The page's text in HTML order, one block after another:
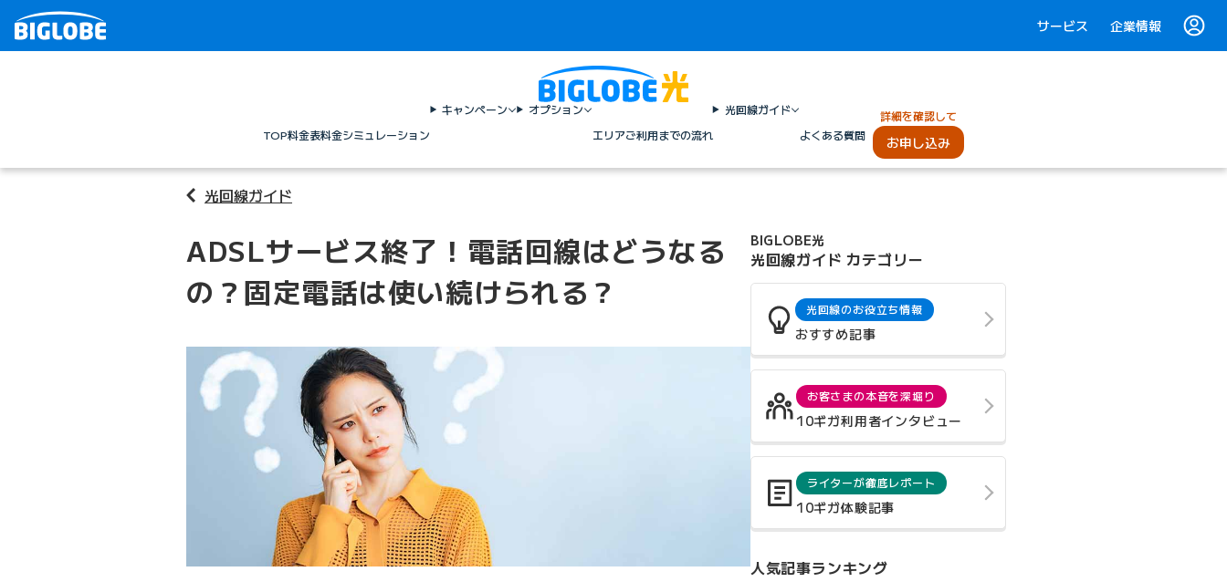
サービス 企業情報
TOP料金表料金シミュレーション
キャンペーン
オプション
エリアご利用までの流れ
光回線ガイド
よくある質問
詳細を確認して
お申し込み
光回線ガイド
ADSLサービス終了！電話回線はどうなる
の？固定電話は使い続けられる？
BIGLOBE光
光回線ガイド カテゴリー
光回線のお役立ち情報
おすすめ記事
お客さまの本音を深堀り
10ギガ利用者インタビュー
ライターが徹底レポート
10ギガ体験記事
人気記事ランキング